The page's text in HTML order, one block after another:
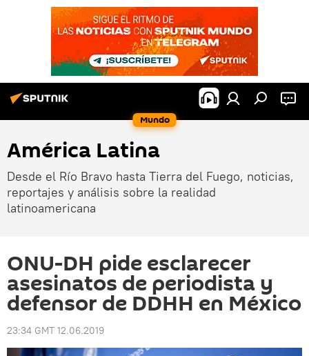
Mundo
América Latina
Desde el Río Bravo hasta Tierra del Fuego, noticias,
reportajes y análisis sobre la realidad
latinoamericana
ONU-DH pide esclarecer
asesinatos de periodista y
defensor de DDHH en México
23:34 GMT 12.06.2019